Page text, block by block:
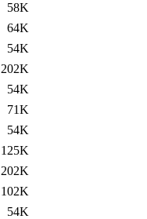
58K
64K
54K
202K
54K
71K
54K
125K
202K
102K
54K